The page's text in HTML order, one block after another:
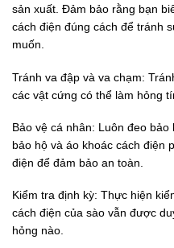
sản xuất. Đảm bảo rằng bạn
cách điện đúng cách để tránh
muốn.
Tránh va đập và va chạm:
các vật cứng có thể làm hỏng
Bảo vệ cá nhân: Luôn đeo
bảo hộ và áo khoác cách điện
điện để đảm bảo an toàn.
Kiểm tra định kỳ: Thực hiện
cách điện của sào vẫn được
hỏng nào.